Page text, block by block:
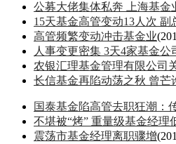
公募大佬集体私奔 上海基金
15天基金高管变动13人次
高管频繁变动冲击基金业
人事变更密集 3天4家基金公
农银汇理基金管理有限公司
长信基金再陷动荡之秋 曾芒
国泰基金陷高管去职狂潮：
不堪被“烤” 重量级基金经理
震荡市基金经理离职骤增